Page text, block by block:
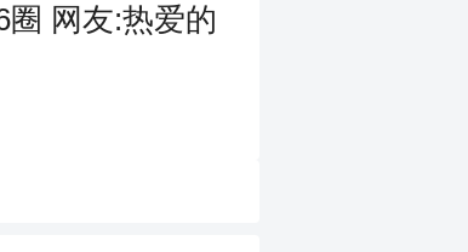
网友:热爱的